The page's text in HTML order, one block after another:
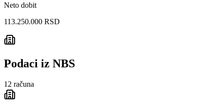
Neto dobit
113.250.000 RSD
Podaci iz NBS
12 računa